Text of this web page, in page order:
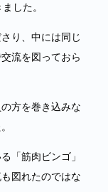
した。
り、中には同じ
流を図っておら
方を巻き込みな
「筋肉ビンゴ」
図れたのではな